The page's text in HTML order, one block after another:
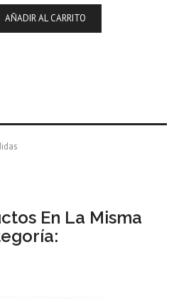
AÑADIR AL CARRITO
En La Misma